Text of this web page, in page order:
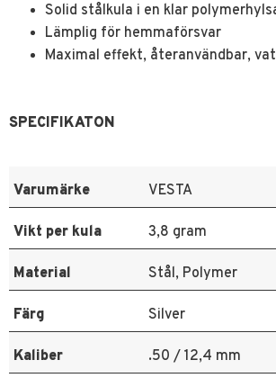
Solid stålkula i en klar
Lämplig för hemmaförsvar
Maximal effekt, återanvändbar,
SPECIFIKATON
Varumärke VESTA
Vikt per kula 3,8 gram
Material Stål, Polymer
Färg Silver
Kaliber .50 / 12,4 mm